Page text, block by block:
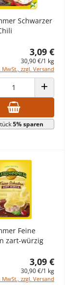
Schwarzer
3,09 €
30,90 €/1 kg
MwSt., zzgl. Versand
VERRINGERN ANZAHL
5% sparen
Feine
zart-würzig
3,09 €
30,90 €/1 kg
MwSt., zzgl. Versand